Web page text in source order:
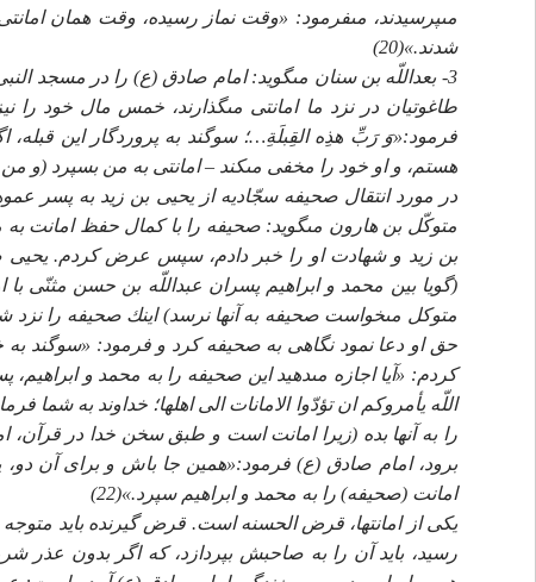
مى‏پرسيدند، مى‏فرمود: «وقت نماز رسيده، وقت همان
شدند.»(20)
3- بعداللّه بن سنان مى‏گويد: امام صادق (ع) را در مسجد
طاغوتيان در نزد ما امانتى مى‏گذارند، خمس مال خود را نيز
فرمود:«وَ رَبِّ هذِه القِبلَةِ…؛ سوگند به پروردگار اين
هستم، و او خود را مخفى مى‏كند – امانتى به من بسپرد (و من
در مورد انتقال صحيفه سجّاديه از يحيى بن زيد به پسر
متوكّل بن هارون مى‏گويد: صحيفه را با كمال حفظ امانت
بن زيد و شهادت او را خبر دادم، سپس عرض كردم. يحيى
(گويا بين محمد و ابراهيم پسران عبداللّه بن حسن مثنّى
متوكل مى‏خواست صحيفه به آنها نرسد) اينك صحيفه را
حق او دعا نمود نگاهى به صحيفه كرد و فرمود: «سوگند
كردم: «آيا اجازه مى‏دهيد اين صحيفه را به محمد و
اللّه يأمروكم ان تؤدّوا الامانات الى اهلها؛ خداوند به شما
را به آنها بده (زيرا امانت است و طبق سخن خدا در قرآن،
برود، امام صادق (ع) فرمود:«همين جا باش و براى آن دو،
امانت (صحيفه) را به محمد و ابراهيم سپرد.»(22)
يكى از امانت‏ها، قرض الحسنه است. قرض گيرنده بايد
رسيد، بايد آن را به صاحبش بپردازد، كه اگر بدون عذر